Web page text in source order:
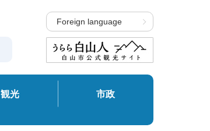
Foreign language
観光 市政